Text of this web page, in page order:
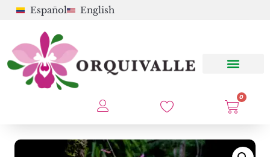
Español English
0